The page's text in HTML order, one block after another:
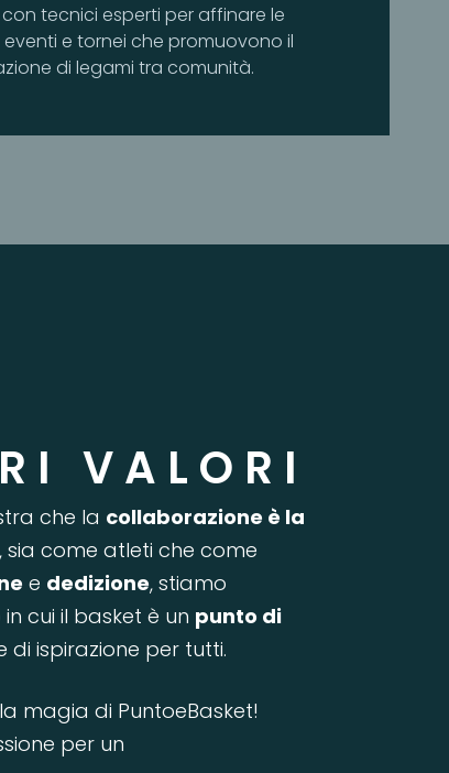
tecnici esperti per affinare le
e tornei che promuovono il
di legami tra comunità.
VALORI
che la collaborazione è la
, sia come atleti che come
e dedizione, stiamo
cui il basket è un punto di
di ispirazione per tutti.
magia di PuntoeBasket!
per un